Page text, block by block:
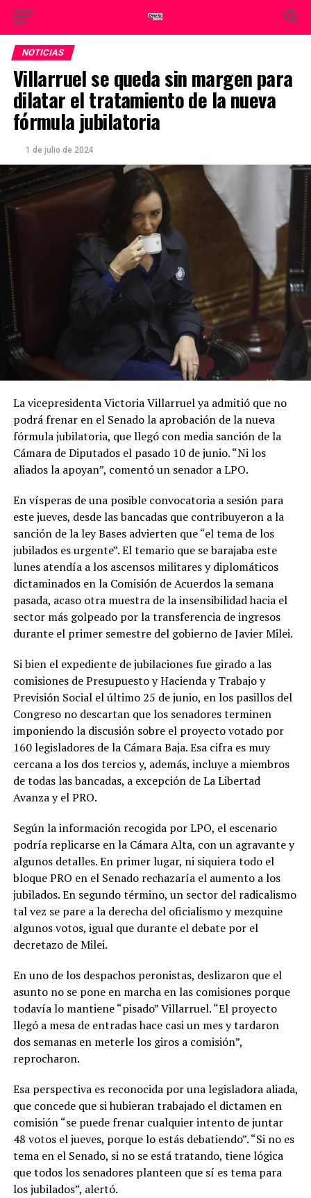
NOTICIAS
Villarruel se queda sin margen para
dilatar el tratamiento de la nueva
fórmula jubilatoria
1 de julio de 2024
La vicepresidenta Victoria Villarruel ya admitió que no
podrá frenar en el Senado la aprobación de la nueva
fórmula jubilatoria, que llegó con media sanción de la
Cámara de Diputados el pasado 10 de junio. “Ni los
aliados la apoyan”, comentó un senador a LPO.
En vísperas de una posible convocatoria a sesión para
este jueves, desde las bancadas que contribuyeron a la
sanción de la ley Bases advierten que “el tema de los
jubilados es urgente”. El temario que se barajaba este
lunes atendía a los ascensos militares y diplomáticos
dictaminados en la Comisión de Acuerdos la semana
pasada, acaso otra muestra de la insensibilidad hacia el
sector más golpeado por la transferencia de ingresos
durante el primer semestre del gobierno de Javier Milei.
Si bien el expediente de jubilaciones fue girado a las
comisiones de Presupuesto y Hacienda y Trabajo y
Previsión Social el último 25 de junio, en los pasillos del
Congreso no descartan que los senadores terminen
imponiendo la discusión sobre el proyecto votado por
160 legisladores de la Cámara Baja. Esa cifra es muy
cercana a los dos tercios y, además, incluye a miembros
de todas las bancadas, a excepción de La Libertad
Avanza y el PRO.
Según la información recogida por LPO, el escenario
podría replicarse en la Cámara Alta, con un agravante y
algunos detalles. En primer lugar, ni siquiera todo el
bloque PRO en el Senado rechazaría el aumento a los
jubilados. En segundo término, un sector del radicalismo
tal vez se pare a la derecha del oficialismo y mezquine
algunos votos, igual que durante el debate por el
decretazo de Milei.
En uno de los despachos peronistas, deslizaron que el
asunto no se pone en marcha en las comisiones porque
todavía lo mantiene “pisado” Villarruel. “El proyecto
llegó a mesa de entradas hace casi un mes y tardaron
dos semanas en meterle los giros a comisión”,
reprocharon.
Esa perspectiva es reconocida por una legisladora aliada,
que concede que si hubieran trabajado el dictamen en
comisión “se puede frenar cualquier intento de juntar
48 votos el jueves, porque lo estás debatiendo”. “Si no es
tema en el Senado, si no se está tratando, tiene lógica
que todos los senadores planteen que sí es tema para
los jubilados”, alertó.